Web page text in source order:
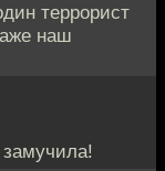
террорист
наш
замучила!